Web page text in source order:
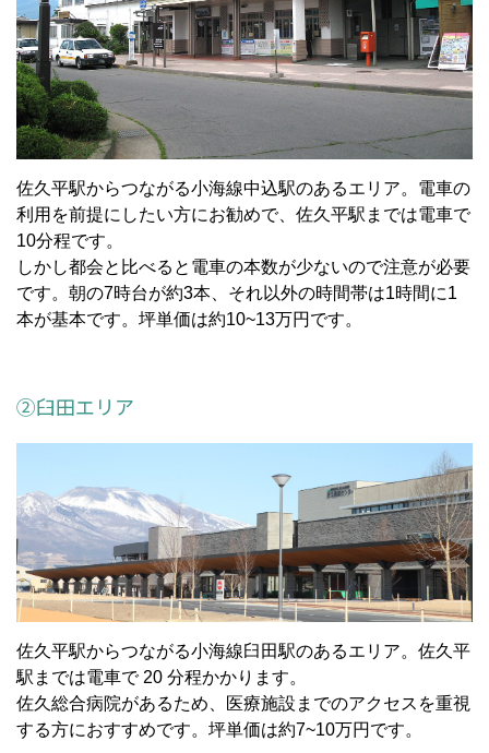
佐久平駅からつながる小海線中込駅のあるエリア。電車の
利用を前提にしたい方にお勧めで、佐久平駅までは電車で
10分程です。
しかし都会と比べると電車の本数が少ないので注意が必要
です。朝の7時台が約3本、それ以外の時間帯は1時間に1
本が基本です。坪単価は約10~13万円です。
②臼田エリア
佐久平駅からつながる小海線臼田駅のあるエリア。佐久平
駅までは電車で 20 分程かかります。
佐久総合病院があるため、医療施設までのアクセスを重視
する方におすすめです。坪単価は約7~10万円です。